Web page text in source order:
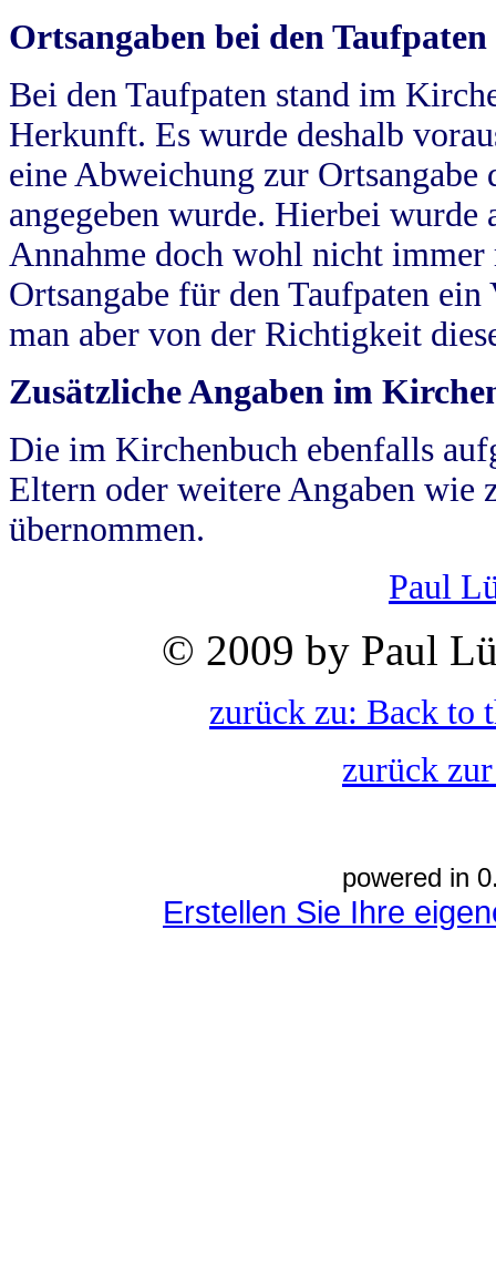
Ortsangaben bei den Taufpaten
Bei den Taufpaten stand im
Herkunft. Es wurde deshalb
eine Abweichung zur
angegeben wurde. Hierbei wurde
Annahme doch wohl nicht
Ortsangabe für den Taufpaten
man aber von der Richtigkeit
Zusätzliche Angaben im
Die im Kirchenbuch ebenfalls
Eltern oder weitere Angaben wie
übernommen.
Paul
© 2009 by Paul
zurück zu: Back to
zurück
powered in
Erstellen Sie Ihre